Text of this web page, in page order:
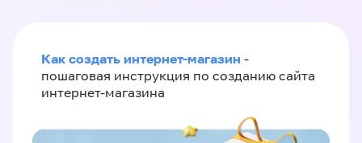
Как создать интернет-магазин -
пошаговая инструкция по созданию сайта
интернет-магазина